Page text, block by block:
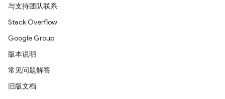
与支持团队联系
Stack Overflow
Google Group
版本说明
常见问题解答
旧版文档